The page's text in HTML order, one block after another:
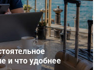
и что удобнее